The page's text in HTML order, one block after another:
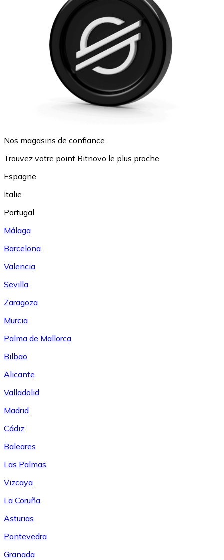
Nos magasins de confiance
Trouvez votre point Bitnovo le plus proche
Espagne
Italie
Portugal
Málaga
Barcelona
Valencia
Sevilla
Zaragoza
Murcia
Palma de Mallorca
Bilbao
Alicante
Valladolid
Madrid
Cádiz
Baleares
Las Palmas
Vizcaya
La Coruña
Asturias
Pontevedra
Granada